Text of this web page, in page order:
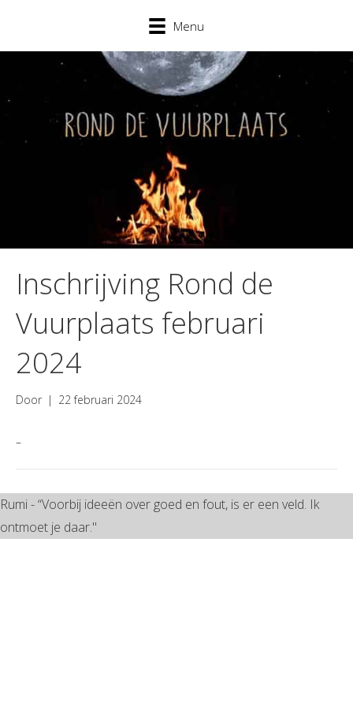
Menu
Inschrijving Rond de
Vuurplaats februari
2024
Door | 22 februari 2024
–
Rumi - “Voorbij ideeën over goed en fout, is er een veld. Ik
ontmoet je daar."